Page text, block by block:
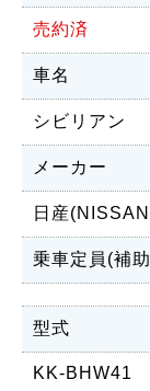
売約済
車名
シビリアン
メーカー
日産
乗車定員(補
型式
KK-BHW41